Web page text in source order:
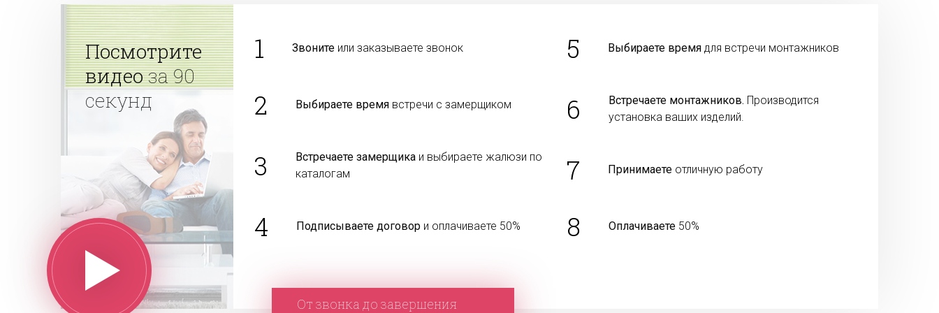
Посмотрите
видеоза 90
секунд
1 Звоните или заказываете звонок
2 Выбираете время встречи с замерщиком
3 Встречаете замерщика и выбираете жалюзи по
каталогам
4 Подписываете договор и оплачиваете 50%
5 Выбираете времядля встречи монтажников
6 Встречаете монтажников. Производится
установка ваших изделий.
7 Принимаетеотличную работу
8 Оплачиваете50%
От звонка до завершения